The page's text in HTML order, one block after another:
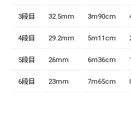
3段目 32.5mm 3m90cm
4段目 29.2mm 5m11cm
5段目 26mm 6m36cm
6段目 23mm 7m65cm